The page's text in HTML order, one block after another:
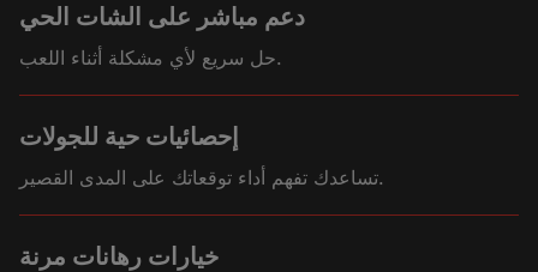
دعم مباشر على الشات الحي
حل سريع لأي مشكلة أثناء اللعب.
إحصائيات حية للجولات
تساعدك تفهم أداء توقعاتك على المدى القصير.
خيارات رهانات مرنة